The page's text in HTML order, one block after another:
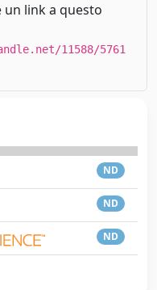
un link a questo
11588/5761
ND
ND
ND